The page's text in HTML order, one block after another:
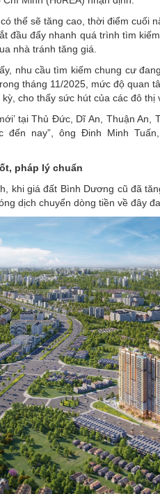
thể sẽ tăng cao, thời điểm cuối
đầu đẩy nhanh quá trình tìm
nhà tránh tăng giá.
nhu cầu tìm kiếm chung cư
tháng 11/2025, mức độ quan
cho thấy sức hút của các đô thị
tại Thủ Đức, Dĩ An, Thuận
nay”, ông Đinh Minh
pháp lý chuẩn
khi giá đất Bình Dương cũ đã
dịch chuyển dòng tiền về đây